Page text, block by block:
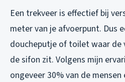
Een trekveer is effectief bij
meter van je afvoerpunt. Dus
doucheputje of toilet waar de
de sifon zit. Volgens mijn
ongeveer 30% van de